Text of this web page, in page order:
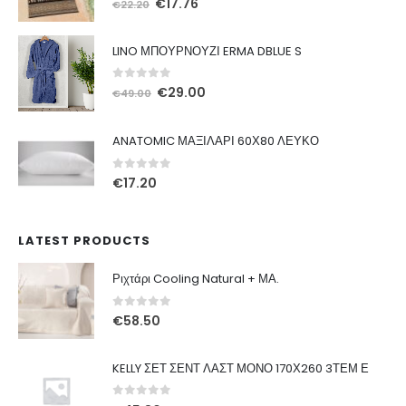
€22.20
LINO ΜΠΟΥΡΝΟΥΖΙ ERMA DBLUE S
out of 5
€49.00 Original
€29.00
ANATOMIC ΜΑΞΙΛΑΡΙ 60Χ80 ΛΕΥΚΟ
0out of 5
€17.20
LATEST PRODUCTS
Ριχτάρι Cooling Natural + ΜΑ.
0out of 5
€58.50
KELLY ΣΕΤ ΣΕΝΤ ΛΑΣΤ ΜΟΝΟ 170Χ260 3ΤΕΜ Ε